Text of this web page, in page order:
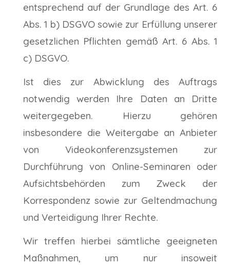
entsprechend auf der Grundlage des Art. 6
Abs. 1 b) DSGVO sowie zur Erfüllung unserer
gesetzlichen Pflichten gemäß Art. 6 Abs. 1
c) DSGVO.
Ist dies zur Abwicklung des Auftrags
notwendig werden Ihre Daten an Dritte
weitergegeben. Hierzu gehören
insbesondere die Weitergabe an Anbieter
von Videokonferenzsystemen zur
Durchführung von Online-Seminaren oder
Aufsichtsbehörden zum Zweck der
Korrespondenz sowie zur Geltendmachung
und Verteidigung Ihrer Rechte.
Wir treffen hierbei sämtliche geeigneten
Maßnahmen, um nur insoweit